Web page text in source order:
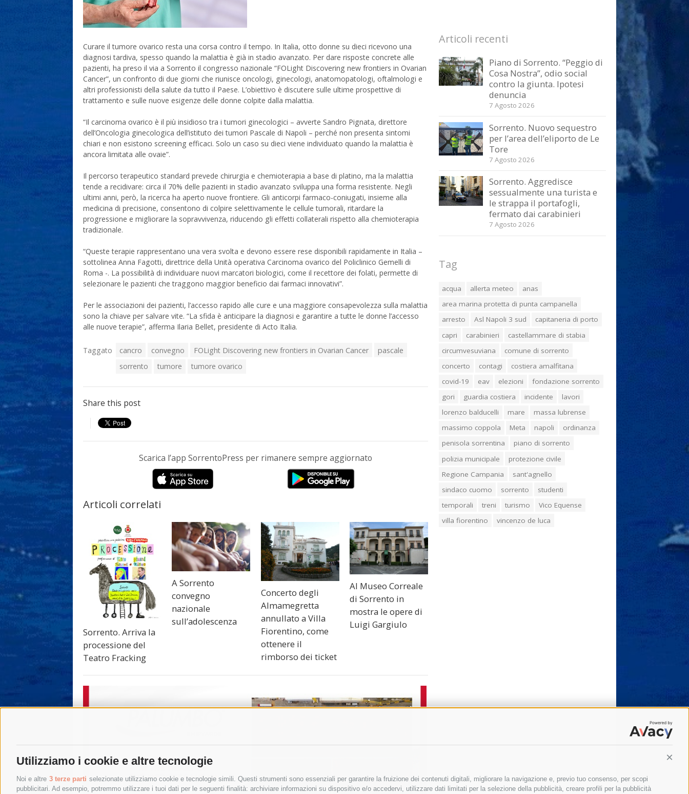
Utilizziamo i cookie e altre tecnologie
Noi e altre 3 terze parti selezionate utilizziamo cookie e tecnologie simili. Questi strumenti sono essenziali per garantire la fruizione dei contenuti digitali, migliorare la navigazione e, previo tuo consenso, per scopi
pubblicitari. Ad esempio, potremmo utilizzare i tuoi dati per le seguenti finalità: archiviare informazioni su dispositivo e/o accedervi, utilizzare dati limitati per la selezione della pubblicità, creare profili per la pubblicità
Curare il tumore ovarico resta una corsa contro il tempo. In Italia, otto donne su dieci ricevono una
diagnosi tardiva, spesso quando la malattia è già in stadio avanzato. Per dare risposte concrete alle
pazienti, ha preso il via a Sorrento il congresso nazionale “FOLight Discovering new frontiers in Ovarian
Cancer”, un confronto di due giorni che riunisce oncologi, ginecologi, anatomopatologi, oftalmologi e
altri professionisti della salute da tutto il Paese. L’obiettivo è discutere sulle ultime prospettive di
trattamento e sulle nuove esigenze delle donne colpite dalla malattia.
“Il carcinoma ovarico è il più insidioso tra i tumori ginecologici – avverte Sandro Pignata, direttore
dell’Oncologia ginecologica dell’istituto dei tumori Pascale di Napoli – perché non presenta sintomi
chiari e non esistono screening efficaci. Solo un caso su dieci viene individuato quando la malattia è
ancora limitata alle ovaie”.
Il percorso terapeutico standard prevede chirurgia e chemioterapia a base di platino, ma la malattia
tende a recidivare: circa il 70% delle pazienti in stadio avanzato sviluppa una forma resistente. Negli
ultimi anni, però, la ricerca ha aperto nuove frontiere. Gli anticorpi farmaco-coniugati, insieme alla
medicina di precisione, consentono di colpire selettivamente le cellule tumorali, ritardare la
progressione e migliorare la sopravvivenza, riducendo gli effetti collaterali rispetto alla chemioterapia
tradizionale.
“Queste terapie rappresentano una vera svolta e devono essere rese disponibili rapidamente in Italia –
sottolinea Anna Fagotti, direttrice della Unità operativa Carcinoma ovarico del Policlinico Gemelli di
Roma -. La possibilità di individuare nuovi marcatori biologici, come il recettore dei folati, permette di
selezionare le pazienti che traggono maggior beneficio dai farmaci innovativi”.
Per le associazioni dei pazienti, l’accesso rapido alle cure e una maggiore consapevolezza sulla malattia
sono la chiave per salvare vite. “La sfida è anticipare la diagnosi e garantire a tutte le donne l’accesso
alle nuove terapie”, afferma Ilaria Bellet, presidente di Acto Italia.
Taggato cancro convegno FOLight Discovering new frontiers in Ovarian Cancer
pascale
sorrento
tumore tumore ovarico
Share this post
Scarica l’app SorrentoPress per rimanere sempre aggiornato
Articoli correlati
Sorrento. Arriva la
processione del
Teatro Fracking
A Sorrento
convegno
nazionale
sull’adolescenza
Concerto degli
Almamegretta
annullato a Villa
Fiorentino, come
ottenere il
rimborso dei ticket
Al Museo Correale
di Sorrento in
mostra le opere di
Luigi Gargiulo
Articoli recenti
Piano di Sorrento. “Peggio di
Cosa Nostra”, odio social
contro la giunta. Ipotesi
denuncia
7 Agosto 2026
Sorrento. Nuovo sequestro
per l’area dell’eliporto de Le
Tore
7 Agosto 2026
Sorrento. Aggredisce
sessualmente una turista e
le strappa il portafogli,
fermato dai carabinieri
7 Agosto 2026
Tag
acqua allerta meteo
anas
area marina protetta di punta campanella
arresto
Asl Napoli 3 sud
capitaneria di porto
capri
carabinieri
castellammare di stabia
circumvesuviana
comune di sorrento
concerto
contagi
costiera amalfitana
covid-19
eav elezioni
fondazione sorrento
gori
guardia costiera incidente
lavori
lorenzo balducelli
mare
massa lubrense
massimo coppola
Meta napoli
ordinanza
penisola sorrentina
piano di sorrento
polizia municipale
protezione civile
Regione Campania
sant'agnello
sindaco cuomo
sorrento
studenti
temporali
treni turismo
Vico Equense
villa fiorentino
vincenzo de luca